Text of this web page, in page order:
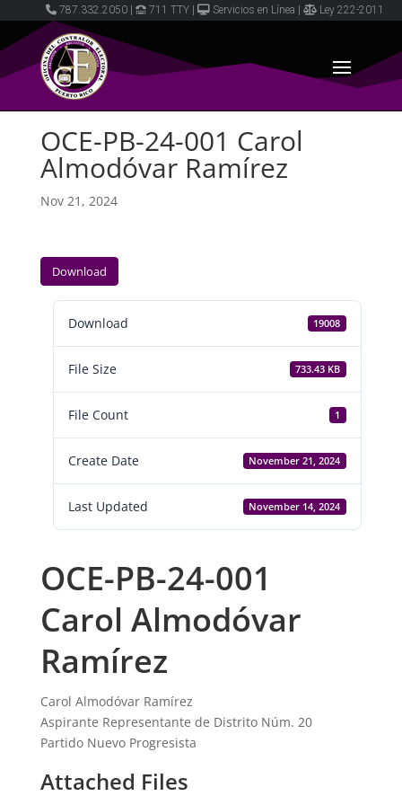
787.332.2050 711 TTY Servicios en Línea Ley 222-2011
OCE-PB-24-001 Carol
Almodóvar Ramírez
Nov 21, 2024
Download
Download 19008
File Size 733.43 KB
File Count 1
Create Date November 21, 2024
Last Updated November 14, 2024
OCE-PB-24-001
Carol Almodóvar
Ramírez
Carol Almodóvar Ramírez
Aspirante Representante de Distrito Núm. 20
Partido Nuevo Progresista
Attached Files